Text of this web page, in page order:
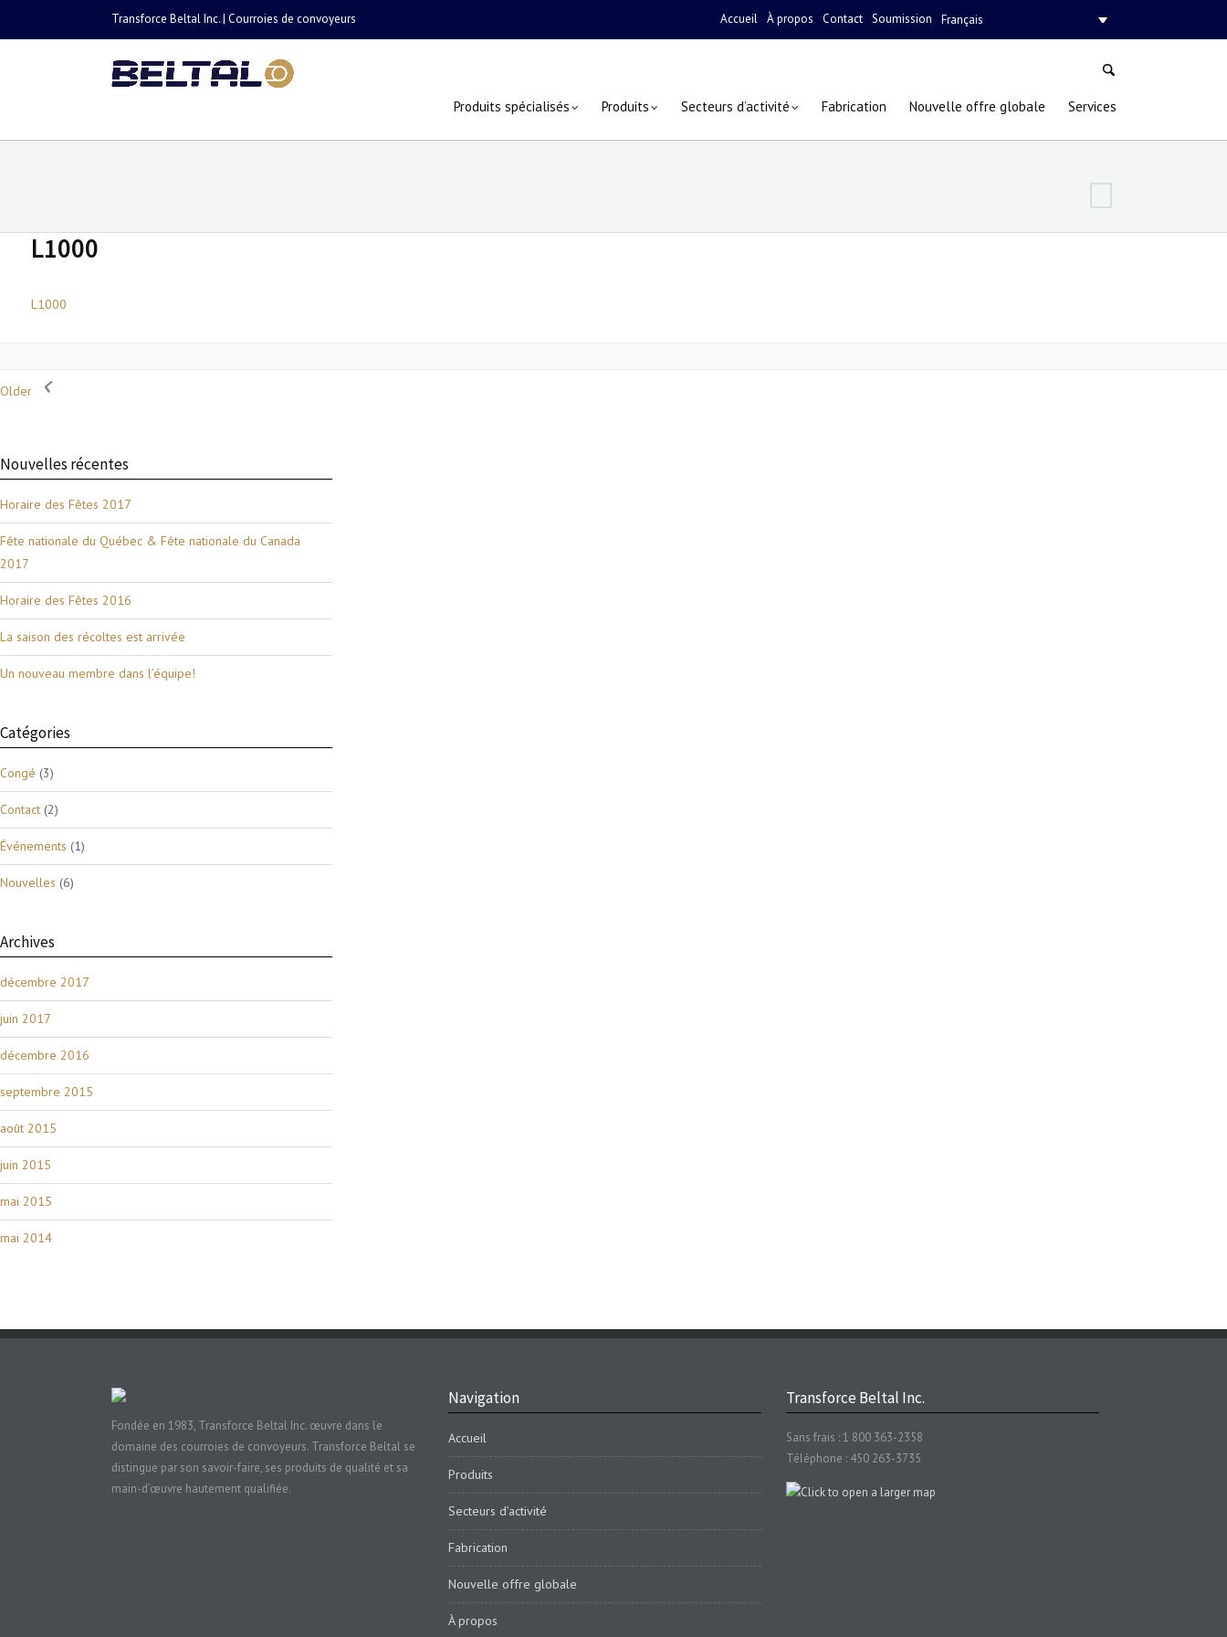
Transforce Beltal Inc. | Courroies de convoyeurs Accueil À propos Contact Soumission Français
Produits spécialisés Produits Secteurs d’activité Fabrication Nouvelle offre globale Services
L1000
L1000
Older
Nouvelles récentes
Horaire des Fêtes 2017
Fête nationale du Québec & Fête nationale du Canada
2017
Horaire des Fêtes 2016
La saison des récoltes est arrivée
Un nouveau membre dans l’équipe!
Catégories
Congé (3)
Contact (2)
Événements (1)
Nouvelles (6)
Archives
décembre 2017
juin 2017
décembre 2016
septembre 2015
août 2015
juin 2015
mai 2015
mai 2014
Fondée en 1983, Transforce Beltal Inc. œuvre dans le
domaine des courroies de convoyeurs. Transforce Beltal se
distingue par son savoir-faire, ses produits de qualité et sa
main-d’œuvre hautement qualifiée.
Navigation
Accueil
Produits
Secteurs d’activité
Fabrication
Nouvelle offre globale
À propos
Transforce Beltal Inc.
Sans frais : 1 800 363-2358
Téléphone : 450 263-3735